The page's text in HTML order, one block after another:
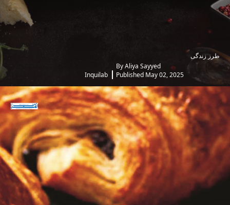
طرز زندگی
Inquilab
By Aliya Sayyed
Published May 02, 2025